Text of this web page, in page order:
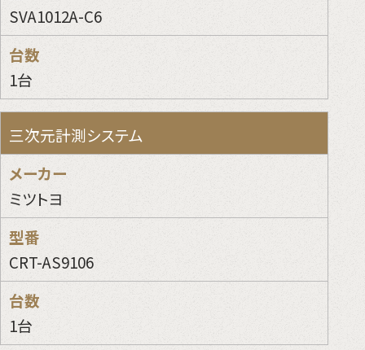
SVA1012A-C6
1台
三次元計測システム
ミツトヨ
CRT-AS9106
1台